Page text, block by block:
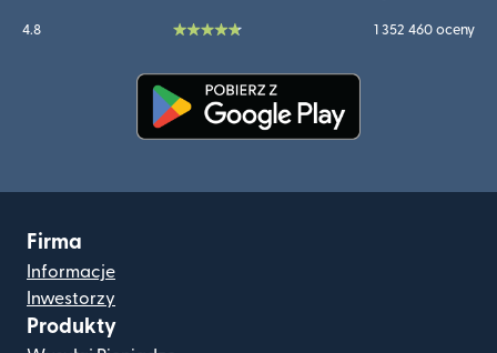
4.8 1 352 460 oceny
Firma
Informacje
Inwestorzy
Produkty